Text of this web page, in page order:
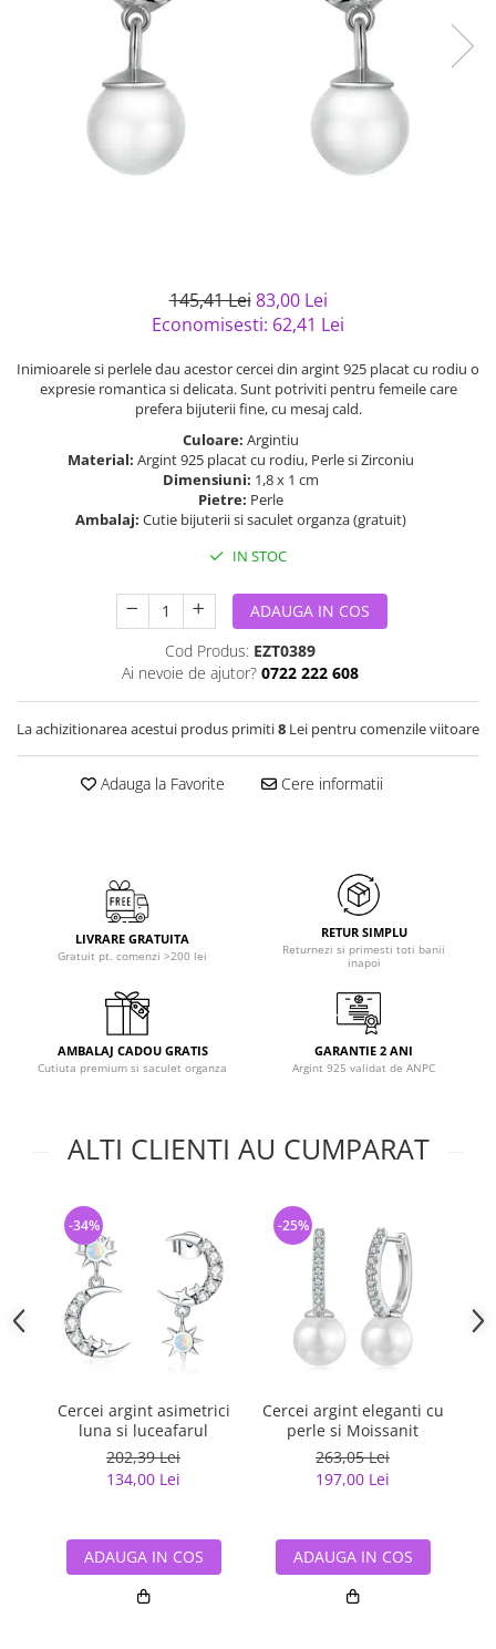
semipretioase
Bijuterii argint placat cu aur
Bijuterii argint cu diverse
Bijuterii argint cu murano
Bijuterii de Lux
Bijuterii gotice si rock
Bijuterii Handmade
Bijuterii fantezie
Casete si cutii de bijuterii
Solutii si lavete de curatare
145,41 Lei 83,00 Lei
Economisesti: 62,41 Lei
Inimioarele si perlele dau acestor cercei din argint 925 placat cu rodiu o
expresie romantica si delicata. Sunt potriviti pentru femeile care
prefera bijuterii fine, cu mesaj cald.
Culoare: Argintiu
Material: Argint 925 placat cu rodiu, Perle si Zirconiu
Dimensiuni: 1,8 x 1 cm
Pietre: Perle
Ambalaj: Cutie bijuterii si saculet organza (gratuit)
IN STOC
ADAUGA IN COS
Cod Produs: EZT0389
Ai nevoie de ajutor? 0722 222 608
La achizitionarea acestui produs primiti8 Lei pentru comenzile viitoare
Adauga la Favorite Cere informatii
LIVRARE GRATUITA
Gratuit pt. comenzi >200 lei
RETUR SIMPLU
Returnezi si primesti toti banii
inapoi
AMBALAJ CADOU GRATIS
Cutiuta premium si saculet organza
GARANTIE 2 ANI
Argint 925 validat de ANPC
ALTI CLIENTI AU CUMPARAT
Cercei argint asimetrici
luna si luceafarul
202,39 Lei
134,00 Lei
-34%
ADAUGA IN COS
Cercei argint eleganti cu
perle si Moissanit
263,05 Lei
197,00 Lei
-25%
ADAUGA IN COS